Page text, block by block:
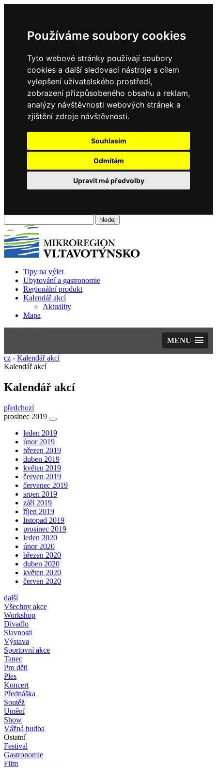
Používáme soubory cookies
Tyto webové stránky používají soubory
cookies a další sledovací nástroje s cílem
vylepšení uživatelského prostředí,
zobrazení přizpůsobeného obsahu a reklam,
analýzy návštěvnosti webových stránek a
zjištění zdroje návštěvnosti.
Souhlasím
Odmítám
Upravit mé předvolby
Tipy na výlet
Ubytování a gastronomie
Regionální produkt
Kalendář akcí
Aktuality
Mapa
MENU
cz - Kalendář akcí
Kalendář akcí
Kalendář akcí
předchozí
prosinec 2019
leden 2019
únor 2019
březen 2019
duben 2019
květen 2019
červen 2019
červenec 2019
srpen 2019
září 2019
říjen 2019
listopad 2019
prosinec 2019
leden 2020
únor 2020
březen 2020
duben 2020
květen 2020
červen 2020
další
Všechny akce
Workshop
Divadlo
Slavnosti
Výstava
Sportovní akce
Tanec
Pro děti
Ples
Koncert
Přednáška
Soutěž
Umění
Show
Vážná hudba
Ostatní
Festival
Gastronomie
Film